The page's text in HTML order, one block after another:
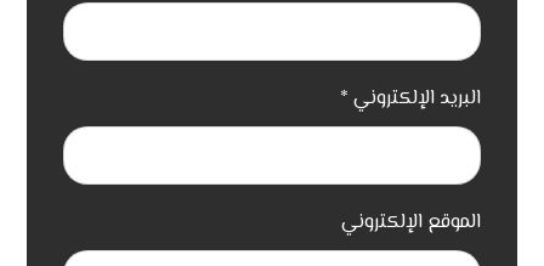
البريد الإلكتروني *
الموقع الإلكتروني